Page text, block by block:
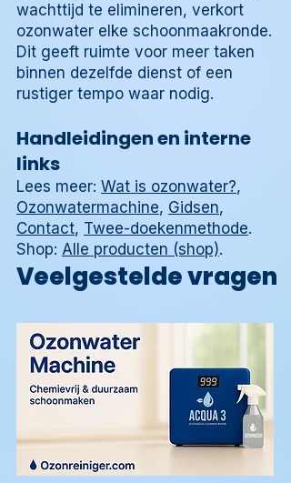
wachttijd te elimineren, verkort
ozonwater elke schoonmaakronde.
Dit geeft ruimte voor meer taken
binnen dezelfde dienst of een
rustiger tempo waar nodig.
Handleidingen en interne
links
Lees meer: Wat is ozonwater?,
Ozonwatermachine, Gidsen,
Contact, Twee-doekenmethode.
Shop: Alle producten (shop).
Veelgestelde vragen